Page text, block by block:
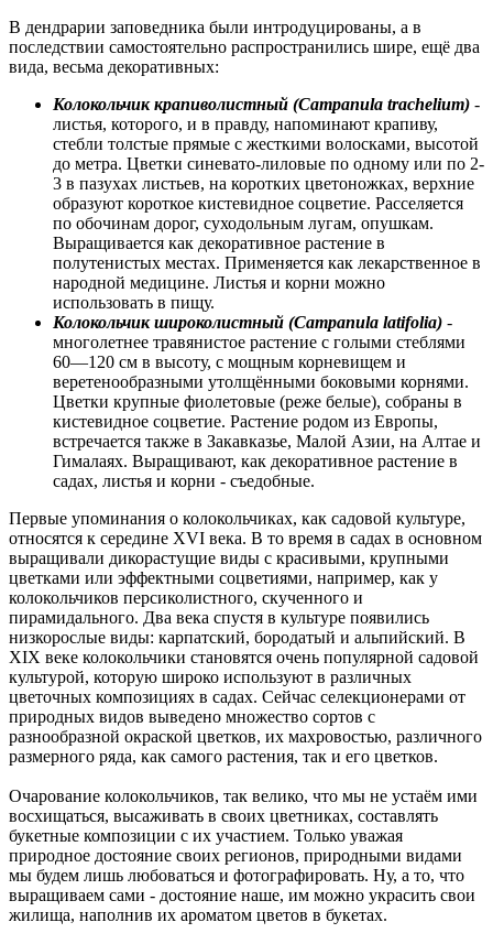
В дендрарии заповедника были интродуцированы, а в
последствии самостоятельно распространились шире, ещё два
вида, весьма декоративных:
Колокольчик крапиволистный (Campanula trachelium) -
листья, которого, и в правду, напоминают крапиву,
стебли толстые прямые с жесткими волосками, высотой
до метра. Цветки синевато-лиловые по одному или по 2-
3 в пазухах листьев, на коротких цветоножках, верхние
образуют короткое кистевидное соцветие. Расселяется
по обочинам дорог, суходольным лугам, опушкам.
Выращивается как декоративное растение в
полутенистых местах. Применяется как лекарственное в
народной медицине. Листья и корни можно
использовать в пищу.
Колокольчик широколистный (Campanula latifolia) -
многолетнее травянистое растение с голыми стеблями
60—120 см в высоту, с мощным корневищем и
веретенообразными утолщёнными боковыми корнями.
Цветки крупные фиолетовые (реже белые), собраны в
кистевидное соцветие. Растение родом из Европы,
встречается также в Закавказье, Малой Азии, на Алтае и
Гималаях. Выращивают, как декоративное растение в
садах, листья и корни - съедобные.
Первые упоминания о колокольчиках, как садовой культуре,
относятся к середине XVI века. В то время в садах в основном
выращивали дикорастущие виды с красивыми, крупными
цветками или эффектными соцветиями, например, как у
колокольчиков персиколистного, скученного и
пирамидального. Два века спустя в культуре появились
низкорослые виды: карпатский, бородатый и альпийский. В
XIX веке колокольчики становятся очень популярной садовой
культурой, которую широко используют в различных
цветочных композициях в садах. Сейчас селекционерами от
природных видов выведено множество сортов с
разнообразной окраской цветков, их махровостью, различного
размерного ряда, как самого растения, так и его цветков.
Очарование колокольчиков, так велико, что мы не устаём ими
восхищаться, высаживать в своих цветниках, составлять
букетные композиции с их участием. Только уважая
природное достояние своих регионов, природными видами
мы будем лишь любоваться и фотографировать. Ну, а то, что
выращиваем сами - достояние наше, им можно украсить свои
жилища, наполнив их ароматом цветов в букетах.